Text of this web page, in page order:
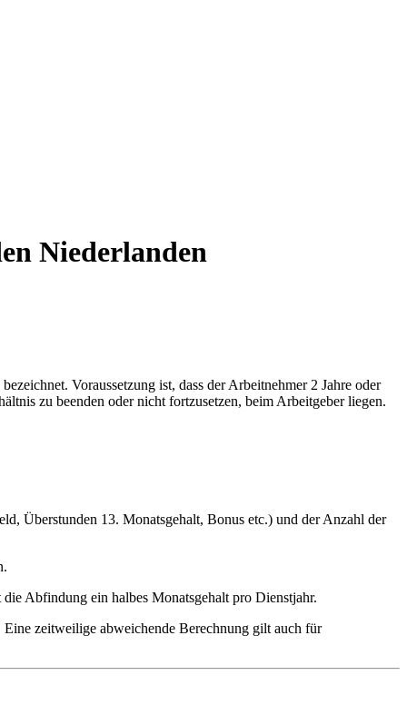
Niederlanden
Voraussetzung ist, dass der Arbeitnehmer 2 Jahre oder
zu beenden oder nicht fortzusetzen, beim Arbeitgeber liegen.
Überstunden 13. Monatsgehalt, Bonus etc.) und der Anzahl der
Abfindung ein halbes Monatsgehalt pro Dienstjahr.
Eine zeitweilige abweichende Berechnung gilt auch für